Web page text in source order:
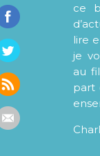
ce
lire
je
au
part